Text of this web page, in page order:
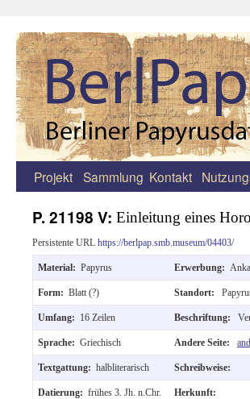
Zum
springen
Projekt Sammlung Kontakt
P. 21198 V: Einleitung eines
Persistente URL https://berlpap.smb.museum/04403/
Material: Papyrus Erwerbung:
Form: Blatt (?) Standort:
Umfang: 16 Zeilen Beschriftung:
Sprache: Griechisch Andere Seite:
Textgattung: halbliterarisch Schreibweise:
Datierung: frühes 3. Jh. n.Chr. Herkunft: